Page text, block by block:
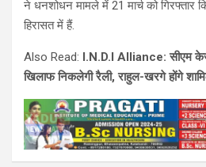
ने धनशोधन मामले में 21 मार्च को
हिरासत में हैं.
Also Read: I.N.D.I Alliance: सीएम
खिलाफ निकलेगी रैली, राहुल-खरगे होंगे